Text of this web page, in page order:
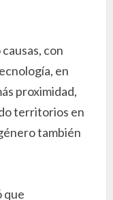
con
en
proximidad,
territorios en
también
que